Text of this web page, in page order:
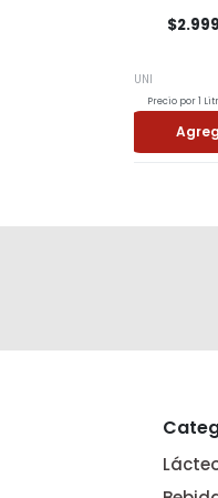
1 UNI
Precio por 1